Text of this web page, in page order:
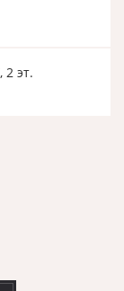
2 эт.